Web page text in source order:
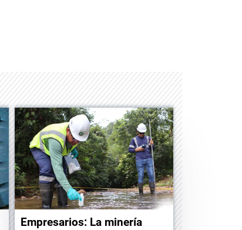
Empresarios: La minería